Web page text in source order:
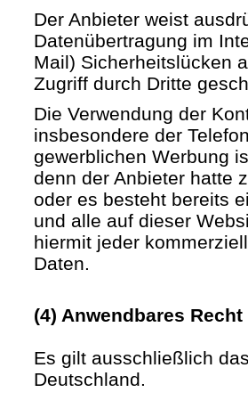
Der Anbieter weist
Datenübertragung im
Mail) Sicherheitslücken
Zugriff durch Dritte
Die Verwendung der
insbesondere der
gewerblichen Werbung
denn der Anbieter hatte
oder es besteht bereits
und alle auf dieser
hiermit jeder
Daten.
(4) Anwendbares Recht
Es gilt ausschließlich
Deutschland.